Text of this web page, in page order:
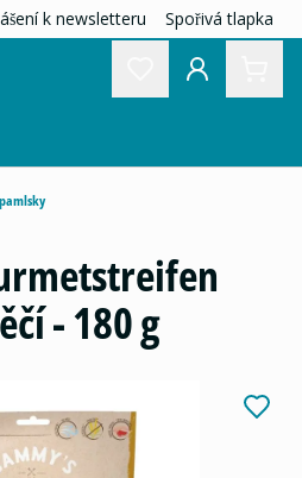
k newsletteru Spořivá tlapka
- 180 g